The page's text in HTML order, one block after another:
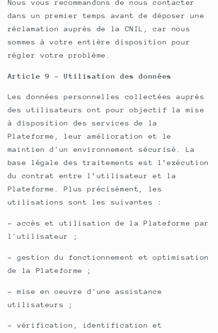
Nous vous recommandons de nous contacter
dans un premier temps avant de déposer une
réclamation auprès de la CNIL, car nous
sommes à votre entière disposition pour
régler votre problème.
Article 9 - Utilisation des données
Les données personnelles collectées auprès
des utilisateurs ont pour objectif la mise
à disposition des services de la
Plateforme, leur amélioration et le
maintien d'un environnement sécurisé. La
base légale des traitements est l’exécution
du contrat entre l’utilisateur et la
Plateforme. Plus précisément, les
utilisations sont les suivantes :
- accès et utilisation de la Plateforme par
l'utilisateur ;
- gestion du fonctionnement et optimisation
de la Plateforme ;
- mise en oeuvre d'une assistance
utilisateurs ;
- vérification, identification et